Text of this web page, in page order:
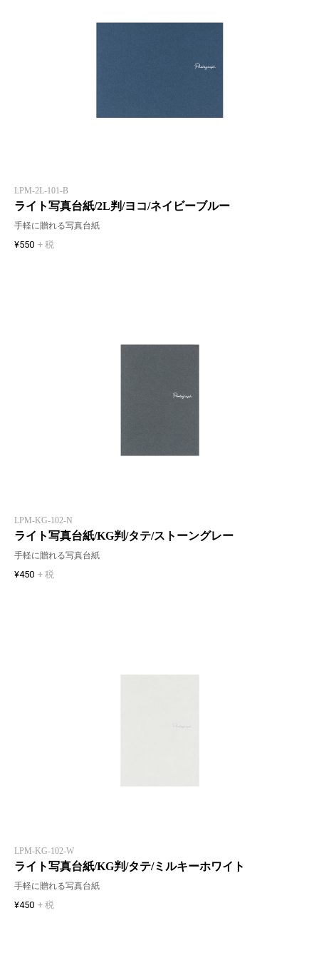
LPM-2L-101-B
ライト写真台紙/2L判/ヨコ/ネイビーブルー
手軽に贈れる写真台紙
¥550 + 税
LPM-KG-102-N
ライト写真台紙/KG判/タテ/ストーングレー
手軽に贈れる写真台紙
¥450 + 税
LPM-KG-102-W
ライト写真台紙/KG判/タテ/ミルキーホワイト
手軽に贈れる写真台紙
¥450 + 税